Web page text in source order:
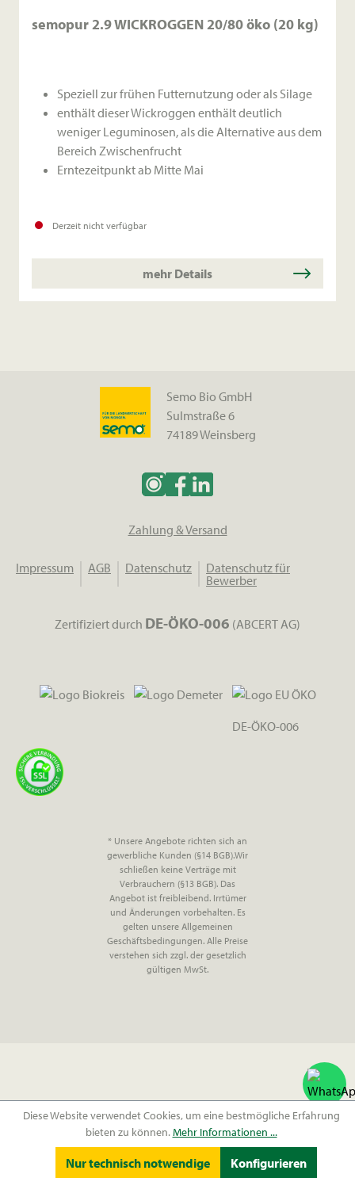
semopur 2.9 WICKROGGEN 20/80 öko (20 kg)
Speziell zur frühen Futternutzung oder als Silage
enthält dieser Wickroggen enthält deutlich
weniger Leguminosen,als die Alternative aus dem
Bereich Zwischenfrucht
Erntezeitpunkt ab Mitte Mai
Derzeit nicht verfügbar
mehr Details
Semo Bio GmbH
Sulmstraße 6
74189 Weinsberg
Zahlung & Versand
Impressum AGB Datenschutz
Datenschutz für
Bewerber
Zertifiziert durch DE-ÖKO-006 (ABCERT AG)
DE-ÖKO-006
* Unsere Angebote richten sich an
gewerbliche Kunden (§14 BGB).Wir
schließen keine Verträge mit
Verbrauchern (§13 BGB). Das
Angebot ist freibleibend. Irrtümer
und Änderungen vorbehalten. Es
gelten unsere Allgemeinen
Geschäftsbedingungen. Alle Preise
verstehen sich zzgl. der gesetzlich
gültigen MwSt.
Diese Website verwendet Cookies, um eine bestmögliche Erfahrung
bieten zu können.Mehr Informationen ...
Nur technisch notwendige Konfigurieren